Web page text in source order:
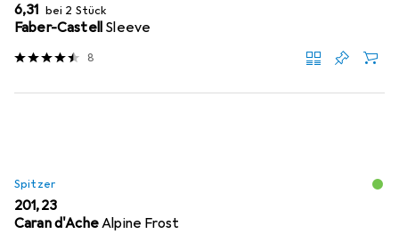
EUR
6,31 bei 2 Stück
Faber-Castell Sleeve
8
Spitzer
EUR
201,23
Caran d'AcheAlpine Frost